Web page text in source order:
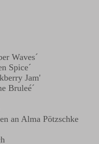
Waves´
Spice´
Jam'
Bruleé´
an Alma Pötzschke